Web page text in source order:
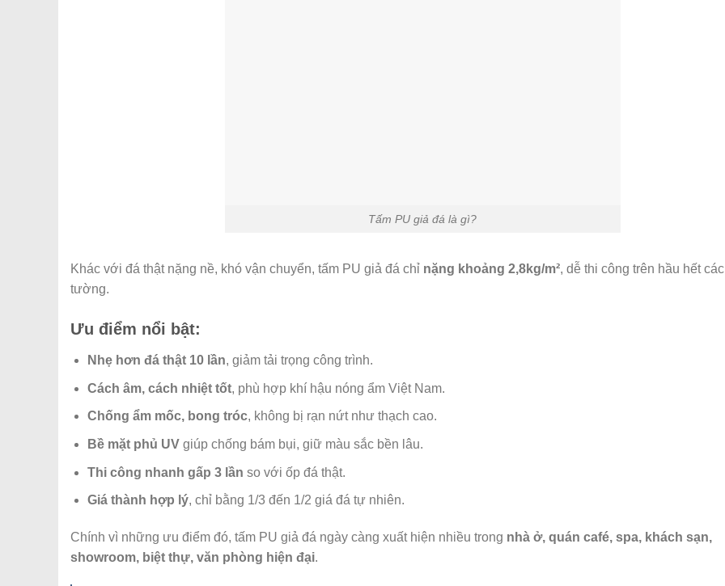
Tấm PU giả đá là gì?
Khác với đá thật nặng nề, khó vận chuyển, tấm PU giả đá chỉ nặng khoảng 2,8kg/m², dễ thi công trên hầu hết
tường.
Ưu điểm nổi bật:
Nhẹ hơn đá thật 10 lần, giảm tải trọng công trình.
Cách âm, cách nhiệt tốt, phù hợp khí hậu nóng ẩm Việt Nam.
Chống ẩm mốc, bong tróc, không bị rạn nứt như thạch cao.
Bề mặt phủ UVgiúp chống bám bụi, giữ màu sắc bền lâu.
Thi công nhanh gấp 3 lần so với ốp đá thật.
Giá thành hợp lý, chỉ bằng 1/3 đến 1/2 giá đá tự nhiên.
Chính vì những ưu điểm đó, tấm PU giả đá ngày càng xuất hiện nhiều trong nhà ở, quán café, spa, khách sạn,
showroom, biệt thự, văn phòng hiện đại.